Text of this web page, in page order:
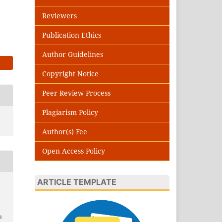
Reviewers
Publication Ethics
Author Guidelines
Copyright Notice
Peer Review Process
Plagiarism Policy
Author(s) Fee
Open Access Policy
ARTICLE TEMPLATE